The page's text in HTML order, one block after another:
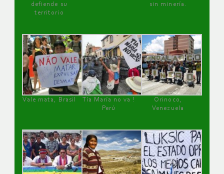
defiende su
territorio
sin minería.
Vale mata, Brasil
Tía María no va !
Perú
Orinoco,
Venezuela